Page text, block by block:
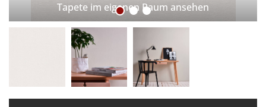
Tapete im eigenen Raum ansehen